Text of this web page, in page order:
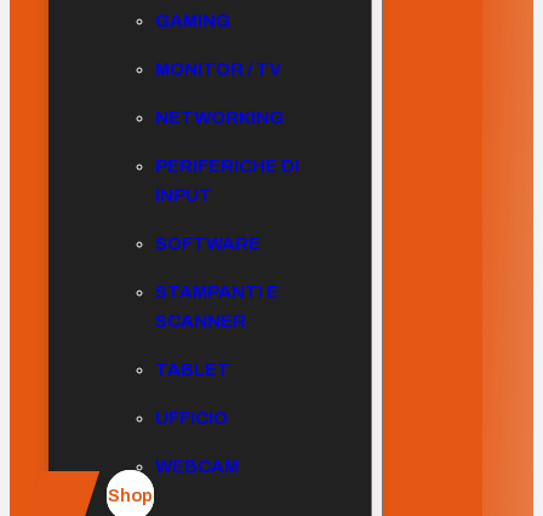
GAMING
MONITOR / TV
NETWORKING
PERIFERICHE DI
INPUT
SOFTWARE
STAMPANTI E
SCANNER
TABLET
UFFICIO
WEBCAM
Shop